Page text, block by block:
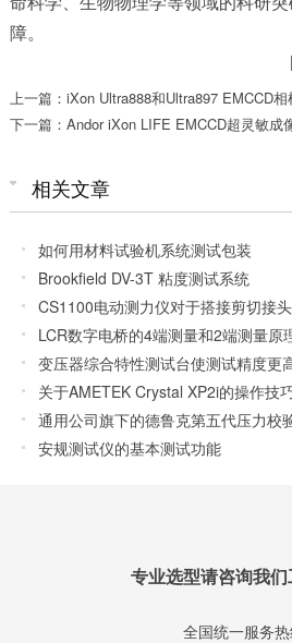
障。
上一篇：iXon Ultra888和Ultra897 EMCCD
下一篇：Andor iXon LIFE EMCCD超灵敏成
相关文章
如何用材料试验机系统测试包装
Brookfield DV-3T 粘度测试系统
CS1100电动测力仪对于搭接剪切接
LCR数字电桥的4端测量和2端测量原
变压器综合特性测试台使测试精度更
关于AMETEK Crystal XP2i的操作技
通用公司旗下的德鲁克第五代压力校
安规测试仪的基本测试功能
专业选型请咨询我
全国统一服务